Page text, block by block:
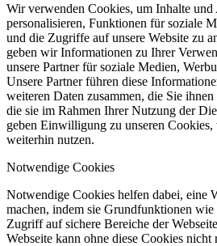
Wir verwenden Cookies, um Inhalte und
personalisieren, Funktionen für soziale
und die Zugriffe auf unsere Website zu
geben wir Informationen zu Ihrer
unsere Partner für soziale Medien,
Unsere Partner führen diese
weiteren Daten zusammen, die Sie
die sie im Rahmen Ihrer Nutzung der
geben Einwilligung zu unseren Cookies,
weiterhin nutzen.
Notwendige Cookies
Notwendige Cookies helfen dabei, eine
machen, indem sie Grundfunktionen
Zugriff auf sichere Bereiche der
Webseite kann ohne diese Cookies